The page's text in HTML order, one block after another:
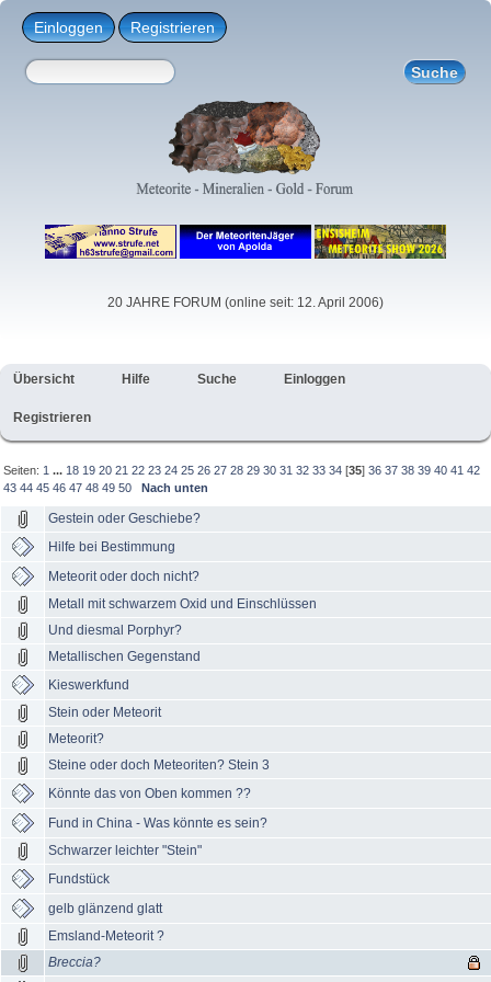
Einloggen Registrieren
20 JAHRE FORUM (online seit: 12. April 2006)
Übersicht Hilfe Suche Einloggen
Registrieren
Seiten: 1 ... 18 19 20 21 22 23 24 25 26 27 28 29 30 31 32 33 34 [35]36 37 38 39 40 41 42
43 44 45 46 47 48 49 50 Nach unten
Gestein oder Geschiebe?
Hilfe bei Bestimmung
Meteorit oder doch nicht?
Metall mit schwarzem Oxid und Einschlüssen
Und diesmal Porphyr?
Metallischen Gegenstand
Kieswerkfund
Stein oder Meteorit
Meteorit?
Steine oder doch Meteoriten? Stein 3
Könnte das von Oben kommen ??
Fund in China - Was könnte es sein?
Schwarzer leichter "Stein"
Fundstück
gelb glänzend glatt
Emsland-Meteorit ?
Breccia?